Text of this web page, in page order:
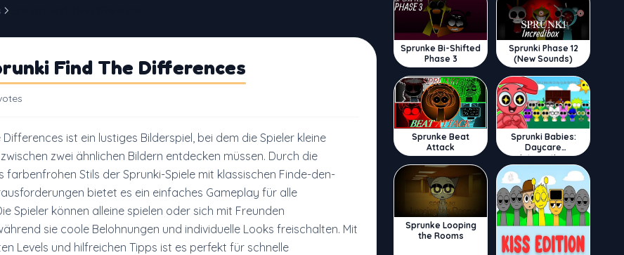
Find The Differences
Differences ist ein lustiges Bilderspiel, bei dem die Spieler kleine
zwei ähnlichen Bildern entdecken müssen. Durch die
farbenfrohen Stils der Sprunki-Spiele mit klassischen Finde-den-
bietet es ein einfaches Gameplay für alle
Spieler können alleine spielen oder sich mit Freunden
sie coole Belohnungen und individuelle Looks freischalten. Mit
Levels und hilfreichen Tipps ist es perfekt für schnelle
Sprunke Bi-Shifted
Phase 3
Sprunki Phase 12
(New Sounds)
Sprunke Beat
Attack
Sprunki Babies:
Daycare
Interactive
Sprunke Looping
the Rooms